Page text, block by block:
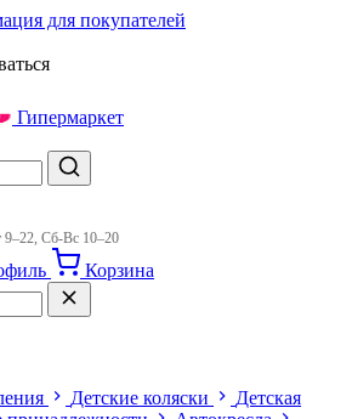
для покупателей
Гипермаркет
Сб-Вс 10–20
Корзина
Детские коляски
Детская